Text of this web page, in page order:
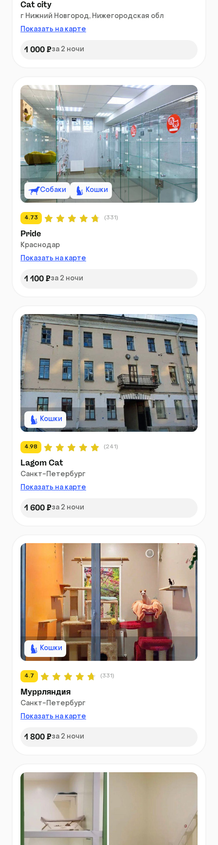
Cat city
г Нижний Новгород, Нижегородская обл
Показать на карте
1 000 ₽за 2 ночи
Собаки Кошки
4.73 (331)
Pride
Краснодар
Показать на карте
1 100 ₽за 2 ночи
Кошки
4.98 (241)
Lagom Cat
Санкт-Петербург
Показать на карте
1 600 ₽за 2 ночи
Кошки
4.7 (331)
Муррляндия
Санкт-Петербург
Показать на карте
1 800 ₽за 2 ночи